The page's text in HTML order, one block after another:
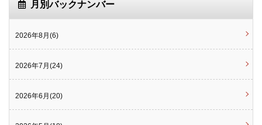
月別バックナンバー
2026年8月(6)
2026年7月(24)
2026年6月(20)